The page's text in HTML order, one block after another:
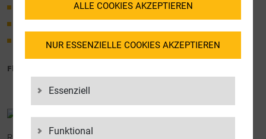
Consumer Eletronics
Flexibel verfügbare Flächen ab 250 m²
JETZT KONTAKTIEREN
ALLE COOKIES AKZEPTIEREN
NUR ESSENZIELLE COOKIES AKZEPTIEREN
Essenziell
Funktional